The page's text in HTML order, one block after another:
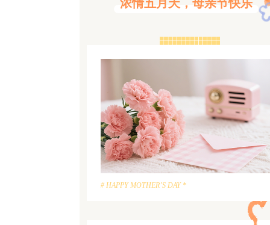
浓情五月天，母亲节快乐
# HAPPY MOTHER’S DAY *